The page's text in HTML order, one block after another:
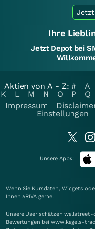
Jetzt
Ihre
Jetzt Depot bei
Aktien von A - Z: # A
K
L M N O P Q
Impressum
Einstellungen
Unsere Apps:
Wenn Sie Kursdaten, Widgets
Ihnen ARIVA gerne.
Unsere User schätzen
Bewertungen bei www.kagels-